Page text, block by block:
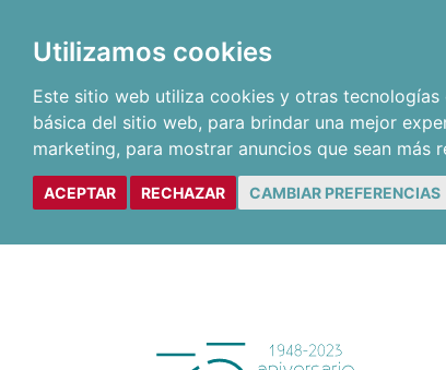
Utilizamos cookies
Este sitio web utiliza cookies y otras
básica del sitio web, para brindar una mejor
marketing, para mostrar anuncios que sean más
ACEPTAR RECHAZAR CAMBIAR PREFERENCIAS